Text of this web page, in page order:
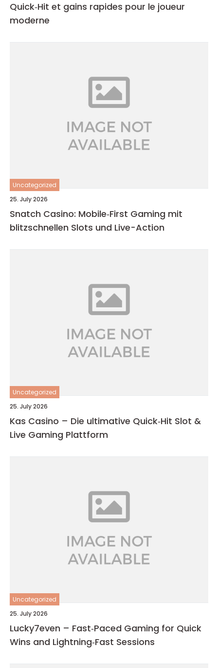
Quick‑Hit et gains rapides pour le joueur
moderne
Uncategorized
25. July 2026
Snatch Casino: Mobile‑First Gaming mit
blitzschnellen Slots und Live-Action
Uncategorized
25. July 2026
Kas Casino – Die ultimative Quick‑Hit Slot &
Live Gaming Plattform
Uncategorized
25. July 2026
Lucky7even – Fast‑Paced Gaming for Quick
Wins and Lightning‑Fast Sessions